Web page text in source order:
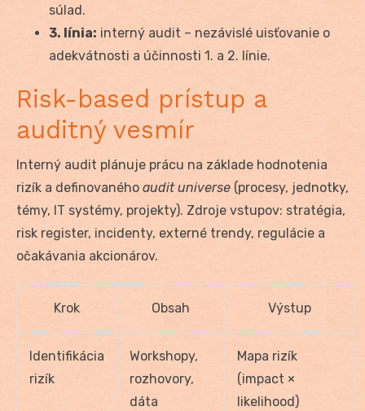
súlad.
3. línia: interný audit – nezávislé uisťovanie o
adekvátnosti a účinnosti 1. a 2. línie.
Risk-based prístup a
auditný vesmír
Interný audit plánuje prácu na základe hodnotenia
rizík a definovaného audit universe (procesy, jednotky,
témy, IT systémy, projekty). Zdroje vstupov: stratégia,
risk register, incidenty, externé trendy, regulácie a
očakávania akcionárov.
Krok Obsah Výstup
Identifikácia
rizík
Workshopy,
rozhovory,
dáta
Mapa rizík
(impact ×
likelihood)